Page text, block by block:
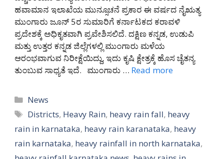
ಹವಾಮಾನ ಇಲಾಖೆಯ ಮುನ್ಸೂಚನೆ ಪ್ರಕಾರ ಈ ವರ್ಷದ ನೈಋತ್ಯ
ಮುಂಗಾರು ಜೂನ್ 5ರ ಸುಮಾರಿಗೆ ಕರ್ನಾಟಕದ ಕರಾವಳಿ
ಪ್ರದೇಶಕ್ಕೆ ಅಧಿಕೃತವಾಗಿ ಪ್ರವೇಶಿಸಲಿದೆ. ದಕ್ಷಿಣ ಕನ್ನಡ, ಉಡುಪಿ
ಮತ್ತು ಉತ್ತರ ಕನ್ನಡ ಜಿಲ್ಲೆಗಳಲ್ಲಿ ಮುಂಗಾರು ಮಳೆಯ
ಆರಂಭವಾಗುವ ನಿರೀಕ್ಷೆಯಿದ್ದು, ಇದು ಕೃಷಿ ಕ್ಷೇತ್ರಕ್ಕೆ ಹೊಸ ಚೈತನ್ಯ
ತುಂಬುವ ಸಾಧ್ಯತೆ ಇದೆ. ಮುಂಗಾರು … Read more
Categories
News
Tags
Districts, Heavy Rain, heavy rain fall, heavy
rain in karnataka, heavy rain karanataka, heavy
rain karnataka, heavy rainfall in north karnataka,